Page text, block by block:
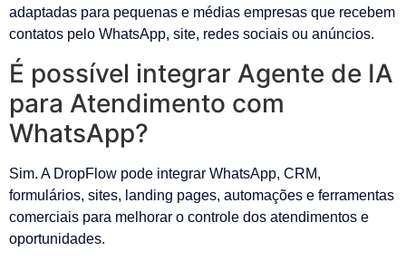
adaptadas para pequenas e médias empresas que recebem
contatos pelo WhatsApp, site, redes sociais ou anúncios.
É possível integrar Agente de IA
para Atendimento com
WhatsApp?
Sim. A DropFlow pode integrar WhatsApp, CRM,
formulários, sites, landing pages, automações e ferramentas
comerciais para melhorar o controle dos atendimentos e
oportunidades.